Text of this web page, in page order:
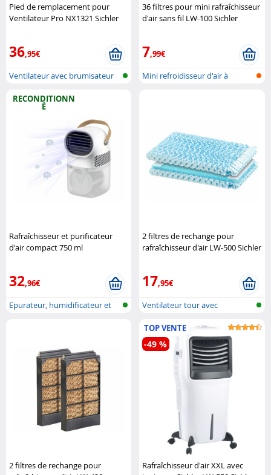
Pied de remplacement pour
Ventilateur Pro NX1321 Sichler
36,95€
Ventilateur avec brumisateur
36 filtres pour mini rafraîchisseur
d'air sans fil LW-100 Sichler
7,99€
Mini refroidisseur d'air à
RECONDITIONN
É
Rafraîchisseur et purificateur
d'air compact 750 ml
32,96€
Epurateur, humidificateur et
2 filtres de rechange pour
rafraîchisseur d'air LW-500 Sichler
17,95€
Ventilateur tour avec
2 filtres de rechange pour
TOP VENTE
Rafraîchisseur d'air XXL avec
-49 %